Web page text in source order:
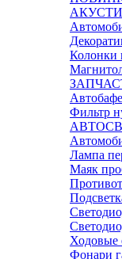
Колонки
Фильтр
Лампа
Маяк
Ходовые
Фонари